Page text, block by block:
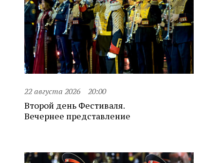
22 августа 2026 20:00
Второй день Фестиваля.
Вечернее представление